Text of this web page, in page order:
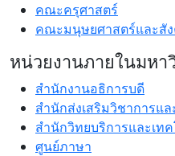
คณะครุศาสตร์
คณะมนุษยศาสตร์และสั
หน่วยงานภายในมหา
สำนักงานอธิการบดี
สำนักส่งเสริมวิชาการแ
สำนักวิทยบริการและเท
ศูนย์ภาษา